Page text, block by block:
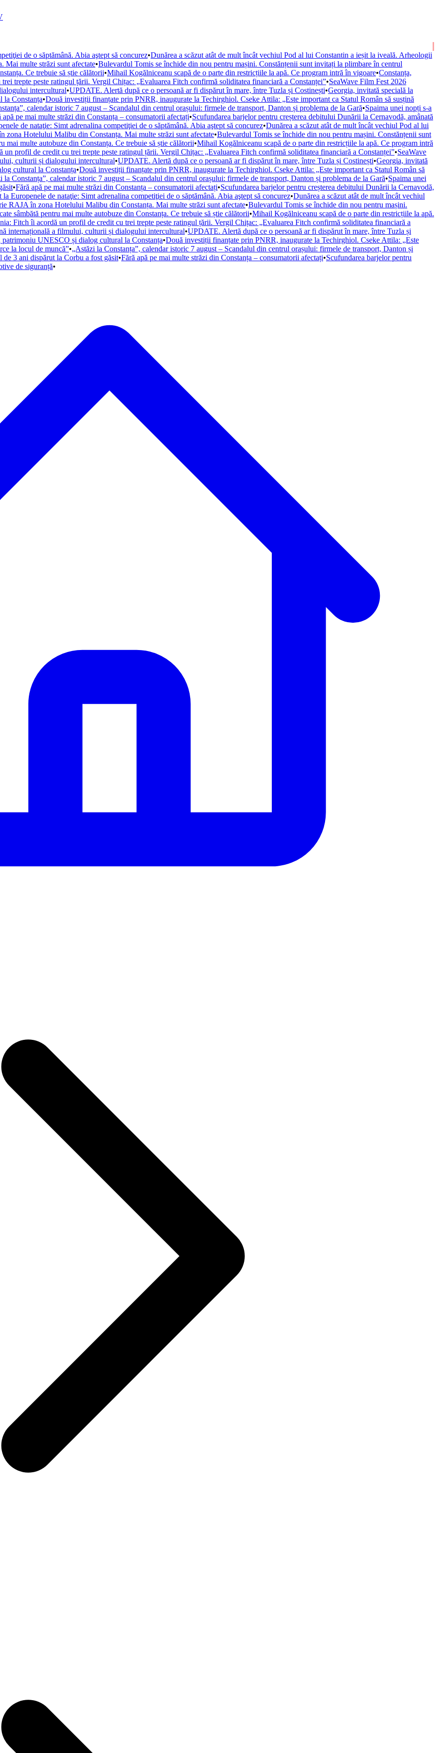
de o săptămână. Abia aştept să concurez•Dunărea a scăzut atât de mult încât vechiul Pod al lui Constantin a ieșit la iveală. Arheologii
multe străzi sunt afectate•Bulevardul Tomis se închide din nou pentru mașini. Constănțenii sunt invitați la plimbare în centrul
Ce trebuie să știe călătorii•Mihail Kogălniceanu scapă de o parte din restricțiile la apă. Ce program intră în vigoare•Constanța,
trepte peste ratingul țării. Vergil Chițac: „Evaluarea Fitch confirmă soliditatea financiară a Constanței”•SeaWave Film Fest 2026
intercultural•UPDATE. Alertă după ce o persoană ar fi dispărut în mare, între Tuzla și Costinești•Georgia, invitată specială la
la Constanța•Două investiții finanțate prin PNRR, inaugurate la Techirghiol. Cseke Attila: „Este important ca Statul Român să susțină
calendar istoric 7 august – Scandalul din centrul orașului: firmele de transport, Danton și problema de la Gară•Spaima unei nopți s-a
apă pe mai multe străzi din Constanța – consumatorii afectați•Scufundarea barjelor pentru creșterea debitului Dunării la Cernavodă, amânată
de nataţie: Simt adrenalina competiţiei de o săptămână. Abia aştept să concurez•Dunărea a scăzut atât de mult încât vechiul Pod al lui
zona Hotelului Malibu din Constanța. Mai multe străzi sunt afectate•Bulevardul Tomis se închide din nou pentru mașini. Constănțenii sunt
mai multe autobuze din Constanța. Ce trebuie să știe călătorii•Mihail Kogălniceanu scapă de o parte din restricțiile la apă. Ce program intră
un profil de credit cu trei trepte peste ratingul țării. Vergil Chițac: „Evaluarea Fitch confirmă soliditatea financiară a Constanței”•SeaWave
culturii și dialogului intercultural•UPDATE. Alertă după ce o persoană ar fi dispărut în mare, între Tuzla și Costinești•Georgia, invitată
cultural la Constanța•Două investiții finanțate prin PNRR, inaugurate la Techirghiol. Cseke Attila: „Este important ca Statul Român să
la Constanța”, calendar istoric 7 august – Scandalul din centrul orașului: firmele de transport, Danton și problema de la Gară•Spaima unei
•Fără apă pe mai multe străzi din Constanța – consumatorii afectați•Scufundarea barjelor pentru creșterea debitului Dunării la Cernavodă,
Europenele de nataţie: Simt adrenalina competiţiei de o săptămână. Abia aştept să concurez•Dunărea a scăzut atât de mult încât vechiul
RAJA în zona Hotelului Malibu din Constanța. Mai multe străzi sunt afectate•Bulevardul Tomis se închide din nou pentru mașini.
sâmbătă pentru mai multe autobuze din Constanța. Ce trebuie să știe călătorii•Mihail Kogălniceanu scapă de o parte din restricțiile la apă.
Fitch îi acordă un profil de credit cu trei trepte peste ratingul țării. Vergil Chițac: „Evaluarea Fitch confirmă soliditatea financiară a
internațională a filmului, culturii și dialogului intercultural•UPDATE. Alertă după ce o persoană ar fi dispărut în mare, între Tuzla și
UNESCO și dialog cultural la Constanța•Două investiții finanțate prin PNRR, inaugurate la Techirghiol. Cseke Attila: „Este
la locul de muncă”•„Astăzi la Constanța”, calendar istoric 7 august – Scandalul din centrul orașului: firmele de transport, Danton și
3 ani dispărut la Corbu a fost găsit•Fără apă pe mai multe străzi din Constanța – consumatorii afectați•Scufundarea barjelor pentru
de siguranță•